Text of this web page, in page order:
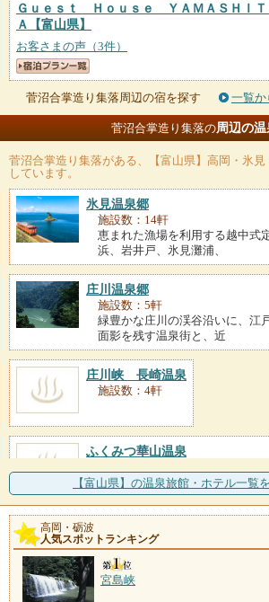
Ｇｕｅｓｔ Ｈｏｕｓｅ ＹＡＭＡＳＨＩＴ
Ａ
【富山県】
お客さまの声（3件）
菅沼合掌造り集落周辺の宿を探す 一覧か
菅沼合掌造り集落の周辺の温
菅沼合掌造り集落がある、【富山県】高岡・氷
しています。
氷見温泉郷
施設数：14軒
恵まれた漁場を利用する越中式
浜、岩井戸、氷見灘浦、
庄川温泉郷
施設数：5軒
緑豊かな庄川の渓谷沿いに、江
面影を残す温泉街と、近
庄川峡 長崎温泉
施設数：4軒
ふくみつ華山温泉
立山連峰を望む田園の高台に建
かな村の風景を見渡す展
川合田温泉
施設数：1軒
【富山県】の温泉旅館・ホテル一覧
高岡・砺波
人気スポットランキング
宮島峡